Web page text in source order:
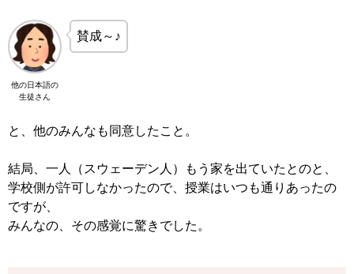
他の日本語の
生徒さん
賛成～♪
と、他のみんなも同意したこと。
結局、一人（スウェーデン人）もう家を出ていたとのと、
学校側が許可しなかったので、授業はいつも通りあったの
ですが、
みんなの、その感覚に驚きでした。